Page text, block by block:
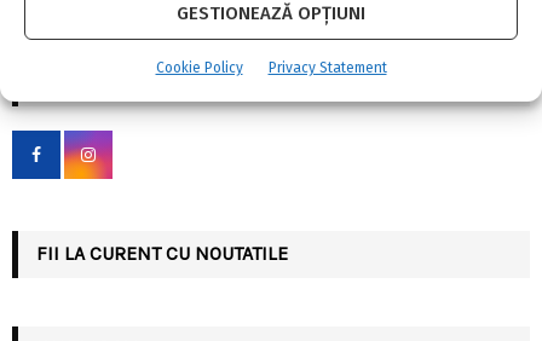
GESTIONEAZĂ OPȚIUNI
Cookie Policy Privacy Statement
h
f
r
S
SOCIAL MEDIA
FII LA CURENT CU NOUTATILE